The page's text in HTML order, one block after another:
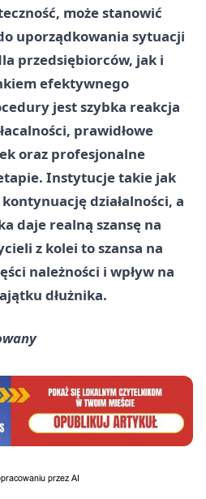
może stanowić
uporządkowania sytuacji
przedsiębiorców, jak i
efektywnego
jest szybka reakcja
prawidłowe
oraz profesjonalne
Instytucje takie jak
działalności, a
daje realną szansę na
z kolei to szansa na
należności i wpływ na
dłużnika.